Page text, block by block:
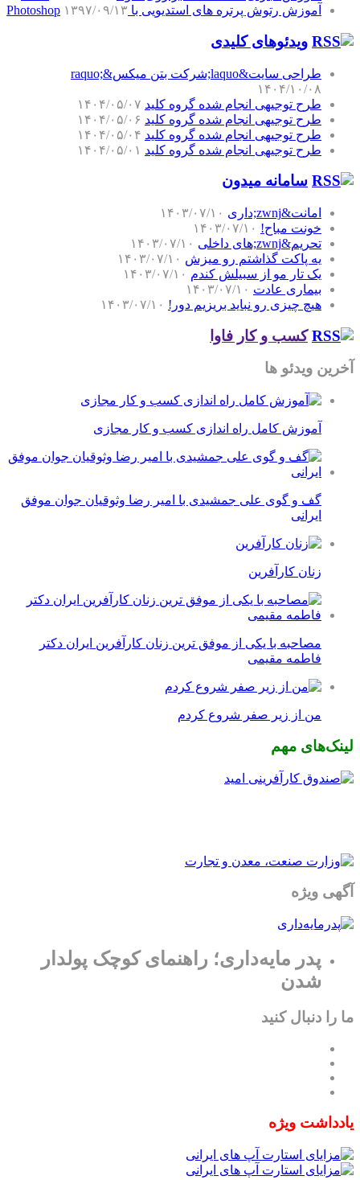
آموزش رتوش پرتره های استدیویی با Photoshop ۱۳۹۷/۰۹/۱۳
ویدئوهای کلیدی
طراحی سایت&laquo;شرکت بتن میکس&raquo;
۱۴۰۴/۱۰/۰۸
طرح توجیهی انجام شده گروه کلید ۱۴۰۴/۰۵/۰۷
طرح توجیهی انجام شده گروه کلید ۱۴۰۴/۰۵/۰۶
طرح توجیهی انجام شده گروه کلید ۱۴۰۴/۰۵/۰۴
طرح توجیهی انجام شده گروه کلید ۱۴۰۴/۰۵/۰۱
سامانه میدون
امانت&zwnj;داری
۱۴۰۳/۰۷/۱۰
خونت مباح! ۱۴۰۳/۰۷/۱۰
تحریم&zwnj;های داخلی
۱۴۰۳/۰۷/۱۰
یه پاکت گذاشتم رو میزش ۱۴۰۳/۰۷/۱۰
یک تار مو از سبیلش کندم ۱۴۰۳/۰۷/۱۰
بیماری عادت ۱۴۰۳/۰۷/۱۰
هیچ چیزی رو نباید بریزیم دور! ۱۴۰۳/۰۷/۱۰
کسب و کار فاوا
آخرین ویدئو ها
آموزش کامل راه اندازی کسب و کار مجازی
گف و گوی علی جمشیدی با امیر رضا وثوقیان جوان موفق
ایرانی
زنان کارآفرین
مصاحبه با یکی از موفق ترین زنان کارآفرین ایران دکتر
فاطمه مقیمی
من از زیر صفر شروع کردم
لینک‌های مهم
آگهی ویژه
پدر مایه‌داری؛ راهنمای کوچک پولدار
شدن
ما را دنبال کنید
یادداشت ویژه